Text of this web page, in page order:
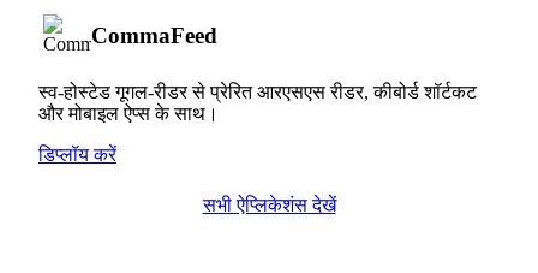
CommaFeed
स्व-होस्टेड गूगल-रीडर से प्रेरित आरएसएस रीडर, कीबोर्ड शॉर्टकट
और मोबाइल ऐप्स के साथ।
डिप्लॉय करें
सभी ऐप्लिकेशंस देखें